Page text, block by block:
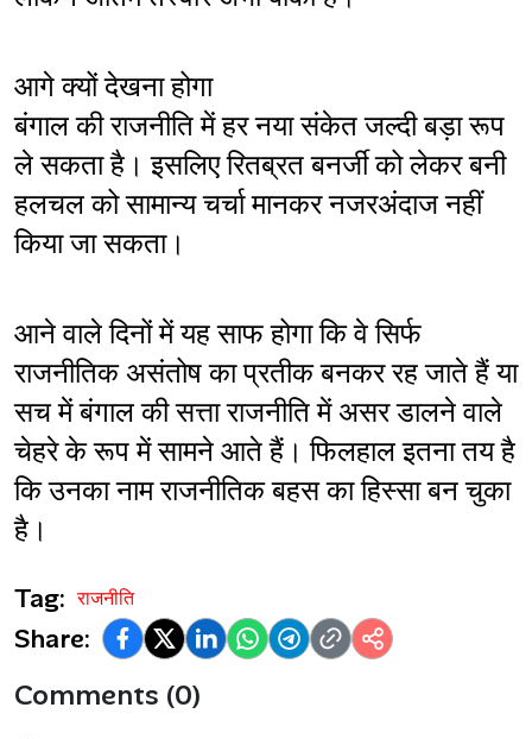
आगे क्यों देखना होगा
बंगाल की राजनीति में हर नया संकेत जल्दी बड़ा रूप
ले सकता है। इसलिए रितब्रत बनर्जी को लेकर बनी
हलचल को सामान्य चर्चा मानकर नजरअंदाज नहीं
किया जा सकता।
आने वाले दिनों में यह साफ होगा कि वे सिर्फ
राजनीतिक असंतोष का प्रतीक बनकर रह जाते हैं या
सच में बंगाल की सत्ता राजनीति में असर डालने वाले
चेहरे के रूप में सामने आते हैं। फिलहाल इतना तय है
कि उनका नाम राजनीतिक बहस का हिस्सा बन चुका
है।
Tag: राजनीति
Share:
Comments (0)